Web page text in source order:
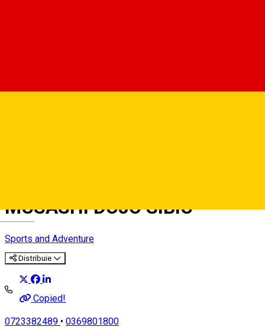
Deutsch
MUSASHI DOJO SIBIU
Sports and Adventure
Distribuie
Copied!
0723382489 • 0369801800